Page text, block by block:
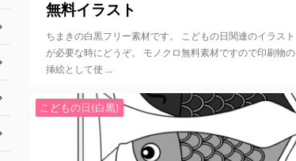
無料イラスト
ちまきの白黒フリー素材です。 こどもの日関連のイラスト
が必要な時にどうぞ。 モノクロ無料素材ですので印刷物の
挿絵として使 ...
こどもの日(白黒)